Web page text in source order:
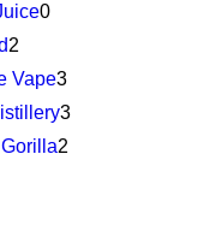
0
2
Vape3
3
2